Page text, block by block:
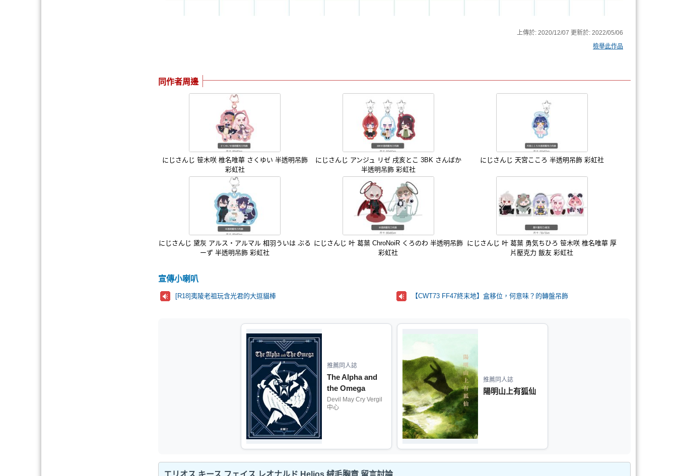
上傳於: 2020/12/07 更新於: 2022/05/06
檢舉此作品
同作者周邊
にじさんじ 笹木咲 椎名唯華 さくゆい 半透明吊飾
彩虹社
にじさんじ アンジュ リゼ 戌亥とこ 3BK さんばか
半透明吊飾 彩虹社
にじさんじ 天宮こころ 半透明吊飾 彩虹社
にじさんじ 黛灰 アルス・アルマル 相羽ういは ぶる
ーず 半透明吊飾 彩虹社
にじさんじ 叶 葛葉 ChroNoiR くろのわ 半透明吊飾
彩虹社
にじさんじ 叶 葛葉 勇気ちひろ 笹木咲 椎名唯華 厚
片壓克力 飯友 彩虹社
宣傳小喇叭
[R18]夷陵老祖玩含光君的大逗貓棒 【CWT73 FF47終末地】盒移位，何意味？的轉盤吊飾
推薦同人誌
The Alpha and
the Omega
Devil May Cry Vergil
中心
推薦同人誌
陽明山上有狐仙
エリオス キース フェイス レオナルド Helios 絨毛胸章 留言討論